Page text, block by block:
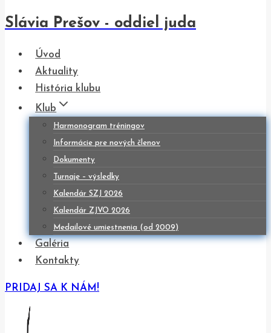
Slávia Prešov - oddiel juda
Úvod
Aktuality
História klubu
Klub
Harmonogram tréningov
Informácie pre nových členov
Dokumenty
Turnaje – výsledky
Kalendár SZJ 2026
Kalendár ZJVO 2026
Medailové umiestnenia (od 2009)
Galéria
Kontakty
PRIDAJ SA K NÁM!